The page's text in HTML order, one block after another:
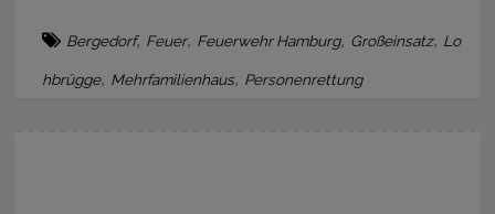
Bergedorf, Feuer, Feuerwehr Hamburg, Großeinsatz, Lo
hbrügge, Mehrfamilienhaus, Personenrettung